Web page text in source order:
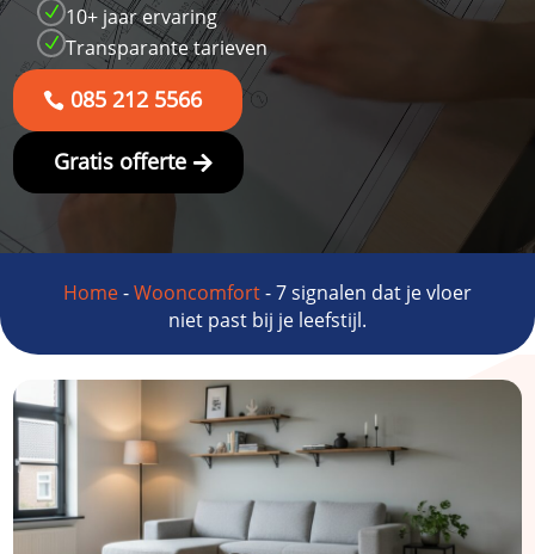
N 10+ jaar ervaring
N Transparante tarieven
085 212 5566
Gratis offerte
Home-Wooncomfort-7 signalen dat je vloer
niet past bij je leefstijl.